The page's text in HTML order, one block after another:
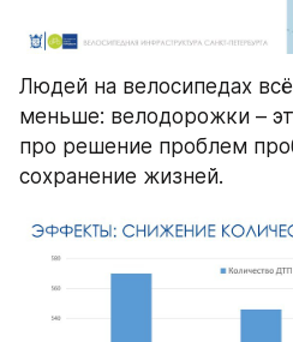
Людей на велосипедах
меньше: велодорожки –
про решение проблем
сохранение жизней.